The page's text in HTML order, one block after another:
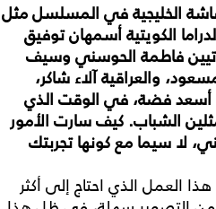
الخليجيةفي المسلسلمثل
الكويتيةأسمهانتوفيق
فاطمة الحوسني وسيف
والعراقيةآلاء شاكر،
أسعدفضة، في الوقت الذي
الشباب. كيفسارت الأمور
لا سيما معكونها تجربتك
العمل الذي احتاج إلى أكثر